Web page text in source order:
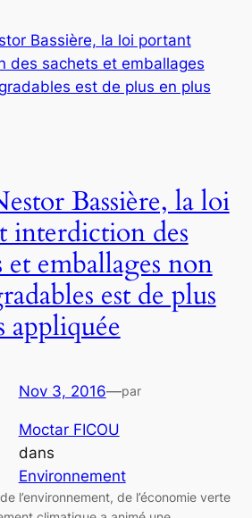
Bassière, la loi
interdiction des
et emballages non
est de plus
appliquée
Nov 3, 2016—par
Moctar FICOU
dans
Environnement
l’environnement, de l’économie verte